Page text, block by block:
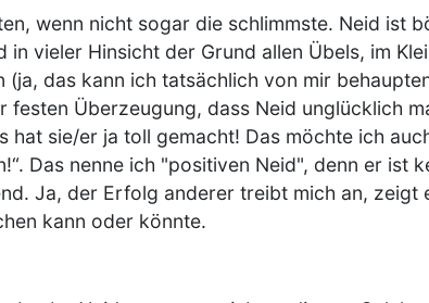
wenn nicht sogar die schlimmste. Neid ist
vieler Hinsicht der Grund allen Übels, im
das kann ich tatsächlich von mir
Überzeugung, dass Neid unglücklich
hat sie/er ja toll gemacht! Das möchte ich
Das nenne ich "positiven Neid", denn er ist
Ja, der Erfolg anderer treibt mich an, zeigt
kann oder könnte.